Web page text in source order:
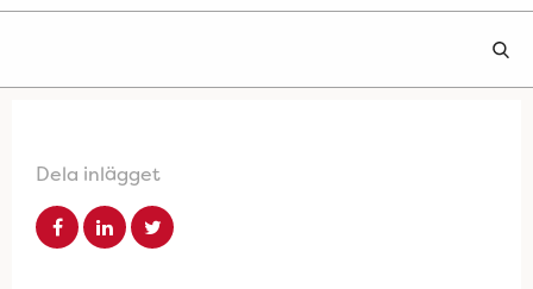
Dela inlägget